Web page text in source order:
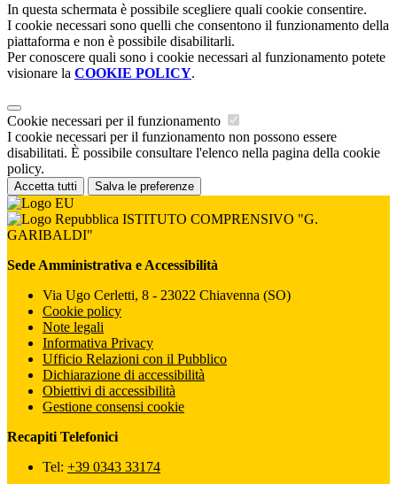
In questa schermata è possibile scegliere quali cookie consentire.
I cookie necessari sono quelli che consentono il funzionamento della
piattaforma e non è possibile disabilitarli.
Per conoscere quali sono i cookie necessari al funzionamento potete
visionare la COOKIE POLICY.
Cookie necessari per il funzionamento
I cookie necessari per il funzionamento non possono essere
disabilitati. È possibile consultare l'elenco nella pagina della cookie
policy.
Accetta tutti Salva le preferenze
ISTITUTO COMPRENSIVO "G.
GARIBALDI"
Sede Amministrativa e Accessibilità
Via Ugo Cerletti, 8 - 23022 Chiavenna (SO)
Cookie policy
Note legali
Informativa Privacy
Ufficio Relazioni con il Pubblico
Dichiarazione di accessibilità
Obiettivi di accessibilità
Gestione consensi cookie
Recapiti Telefonici
Tel: +39 0343 33174